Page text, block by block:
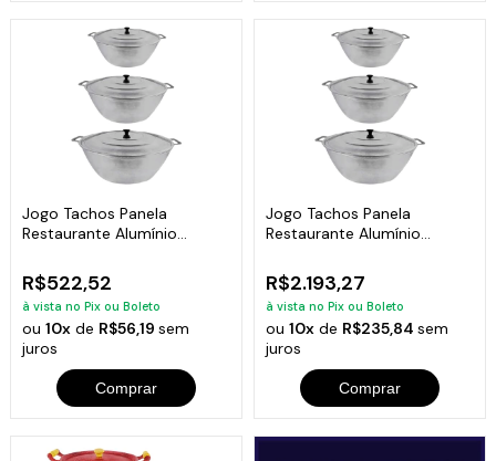
Jogo Tachos Panela
Restaurante Alumínio
R$522,52
à vista no Pix ou Boleto
ou10x de R$56,19sem
juros
Comprar
Jogo Tachos Panela
Restaurante Alumínio
R$2.193,27
à vista no Pix ou Boleto
ou 10xde R$235,84 sem
juros
Comprar